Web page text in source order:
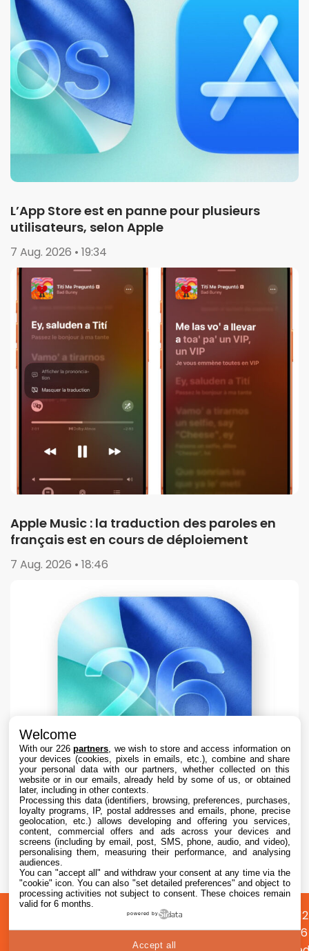
L’App Store est en panne pour plusieurs
utilisateurs, selon Apple
7 Aug. 2026 • 19:34
Apple Music : la traduction des paroles en
français est en cours de déploiement
7 Aug. 2026 • 18:46
Apple teste iOS 26.6.1 sur iPhone pour des
correctifs
7 Aug. 2026 • 16:35
propos
Préférences
cookies
Confidentialité
©
2026
Welcome
With our 226partners , we wish to store and access information on
your devices (cookies, pixels in emails, etc.), combine and share
your personal data with our partners, whether collected on this
website or in our emails, already held by some of us, or obtained
later, including in other contexts.
Processing this data (identifiers, browsing, preferences, purchases,
loyalty programs, IP, postal addresses and emails, phone, precise
geolocation, etc.) allows developing and offering you services,
content, commercial offers and ads across your devices and
screens (including by email, post, SMS, phone, audio, and video),
personalising them, measuring their performance, and analysing
audiences.
You can "accept all" and withdraw your consent at any time via the
"cookie" icon. You can also "set detailed preferences" and object to
processing activities not subject to consent. These choices remain
valid for 6 months.
powered by
Accept all